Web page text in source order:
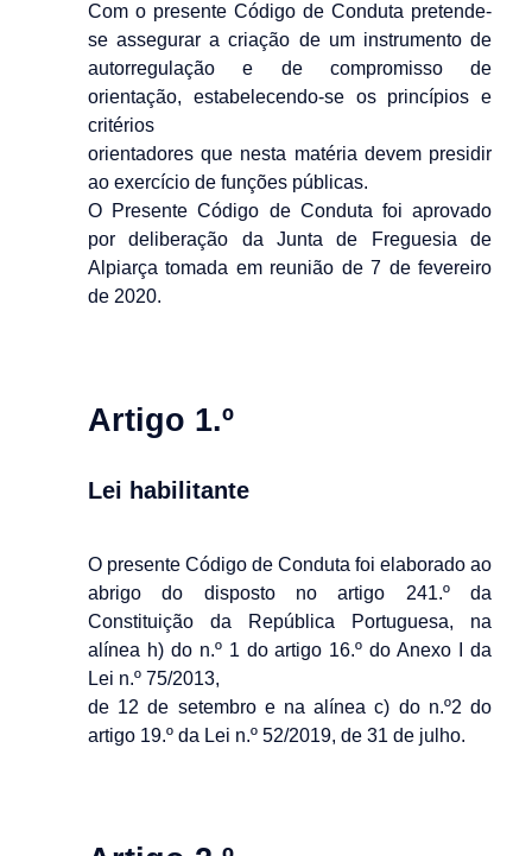
Com o presente Código de Conduta pretende-
se assegurar a criação de um instrumento de
autorregulação e de compromisso de
orientação, estabelecendo-se os princípios e
critérios
orientadores que nesta matéria devem presidir
ao exercício de funções públicas.
O Presente Código de Conduta foi aprovado
por deliberação da Junta de Freguesia de
Alpiarça tomada em reunião de 7 de fevereiro
de 2020.
Artigo 1.º
Lei habilitante
O presente Código de Conduta foi elaborado ao
abrigo do disposto no artigo 241.º da
Constituição da República Portuguesa, na
alínea h) do n.º 1 do artigo 16.º do Anexo I da
Lei n.º 75/2013,
de 12 de setembro e na alínea c) do n.º2 do
artigo 19.º da Lei n.º 52/2019, de 31 de julho.